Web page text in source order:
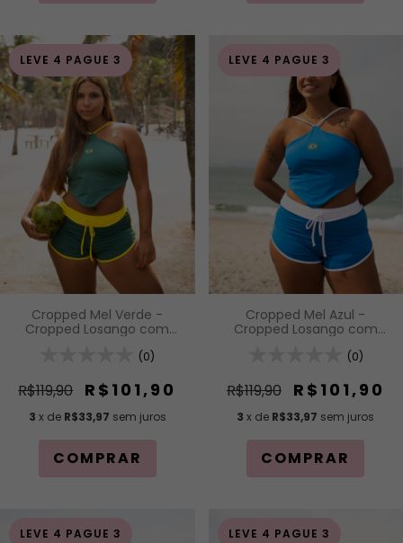
LEVE 4 PAGUE 3
Cropped Mel Verde -
Cropped Losango com
(0)
R$119,90 R$101,90
3 x de R$33,97 sem juros
COMPRAR
LEVE 4 PAGUE 3
Cropped Mel Azul -
Cropped Losango com
(0)
R$119,90 R$101,90
3 x de R$33,97 sem juros
COMPRAR
LEVE 4 PAGUE 3 LEVE 4 PAGUE 3